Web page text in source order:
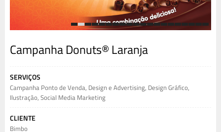
1 2 3 4 5 6 7 8 9 1011121314151617181920
Campanha Donuts® Laranja
SERVIÇOS
Campanha Ponto de Venda, Design e Advertising, Design Gráfico,
Ilustração, Social Media Marketing
CLIENTE
Bimbo